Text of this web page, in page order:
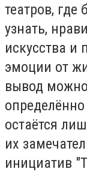
театров,
узнать,
искусства и
эмоции от
вывод
остаётся
их
инициатив